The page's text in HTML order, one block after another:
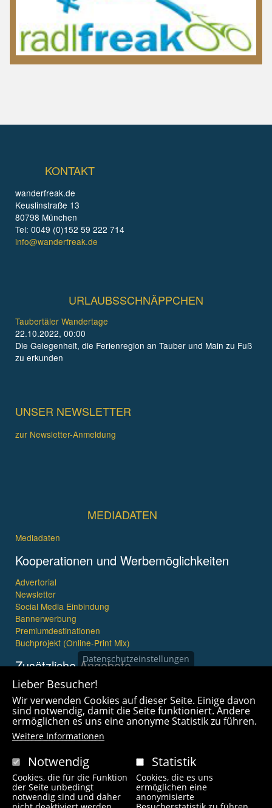
KONTAKT
wanderfreak.de
Keuslinstraße 13
80798 München
Tel: 0049 (0)152 59 222 714
info@wanderfreak.de
URLAUBSSCHNÄPPCHEN
Taubertäler Wandertage
22.10.2022, 00:00
Die Gelegenheit, die Ferienregion an Tauber und Main zu Fuß
zu erkunden
UNSER NEWSLETTER
zur Newsletter-Anmeldung
MEDIADATEN
Mediadaten
Kooperationen und Werbemöglichkeiten
Advertorial
Newsletter
Social Media Einbindung
Bannerwerbung
Premiumdestinationen
Buchprojekt (Online-Print Mix)
Zusätzliche Angebote
Imagefilme und mehr
360° x 360° Fotografie
Copyright © 2021 wanderfreak.de. Alle Rechte vorbehalten.
Datenschutzeinstellungen
Lieber Besucher!
Wir verwenden Cookies auf dieser Seite. Einige davon
sind notwendig, damit die Seite funktioniert. Andere
ermöglichen es uns eine anonyme Statistik zu führen.
Weitere Informationen
Notwendig
Cookies, die für die Funktion
der Seite unbedingt
notwendig sind und daher
Statistik
Cookies, die es uns
ermöglichen eine
anonymisierte